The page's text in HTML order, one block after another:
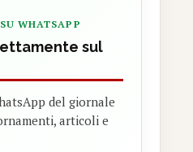
WHATSAPP
sul
del giornale
articoli e